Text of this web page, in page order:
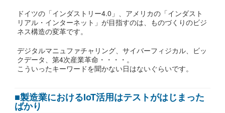
ドイツの「インダストリー4.0」、アメリカの「インダスト
リアル・インターネット」が目指すのは、ものづくりのビジ
ネス構造の変革です。
デジタルマニュファチャリング、サイバーフィジカル、ビッ
クデータ、第4次産業革命・・・・。
こういったキーワードを聞かない日はないぐらいです。
■製造業におけるIoT活用はテストがはじまった
ばかり